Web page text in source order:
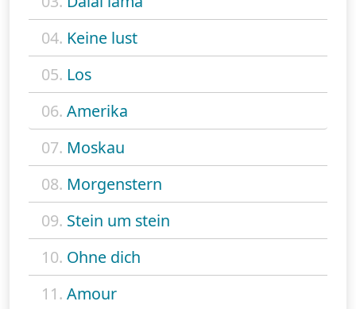
04. Keine lust
05. Los
06. Amerika
07. Moskau
08. Morgenstern
09. Stein um stein
10. Ohne dich
11. Amour